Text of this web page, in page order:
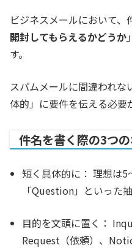
ビジネスメールにおいて
開封してもらえるかどうか
す。
スパムメールに間違われ
体的」に要件を伝える必要
件名を書く際の3つ
短く具体的に： 理想は5
「Question」といった
目的を文頭に置く：
Request（依頼）、